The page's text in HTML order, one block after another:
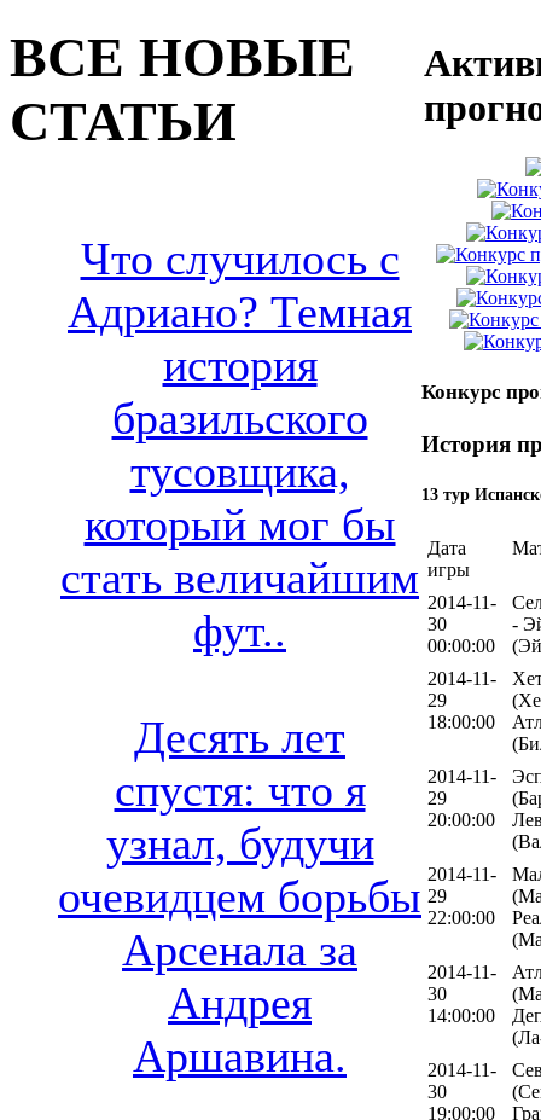
ВСЕ НОВЫЕ
СТАТЬИ
Что случилось с
Адриано? Темная
история
бразильского
тусовщика,
который мог бы
стать величайшим
фут..
Десять лет
спустя: что я
узнал, будучи
очевидцем борьбы
Арсенала за
Андрея
Аршавина.
Конкурс
История
13 тур
Дата
игры
2014-11-
30
00:00:00
-
2014-11-
29
18:00:00
2014-11-
29
20:00:00
2014-11-
29
22:00:00
2014-11-
30
14:00:00
2014-11-
30
19:00:00